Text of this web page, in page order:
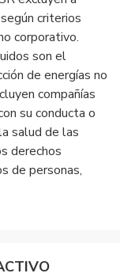
criterios
corporativo.
son el
de energías no
compañías
su conducta o
salud de las
derechos
de personas,